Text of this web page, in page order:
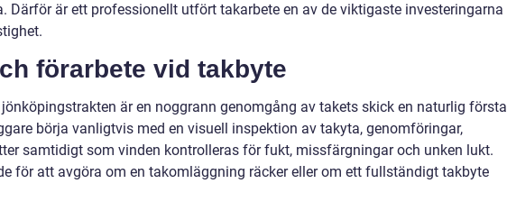
Därför är ett professionellt utfört takarbete en av de viktigaste investeringarna
förarbete vid takbyte
är en noggrann genomgång av takets skick en naturlig första
börja vanligtvis med en visuell inspektion av takyta, genomföringar,
samtidigt som vinden kontrolleras för fukt, missfärgningar och unken lukt.
för att avgöra om en takomläggning räcker eller om ett fullständigt takbyte